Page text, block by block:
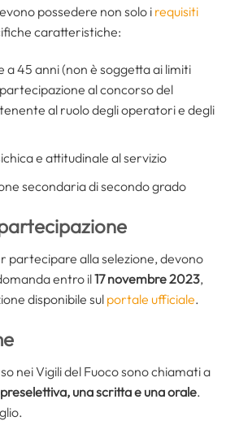
possedere non solo i requisiti
caratteristiche:
a 45 anni (non è soggetta ai limiti
al concorso del
al ruolo degli operatori e degli
e attitudinale al servizio
secondaria di secondo grado
partecipare alla selezione, devono
entro il17 novembre 2023,
disponibile sul portale ufficiale.
nei Vigili del Fuoco sono chiamati a
una scritta e una orale.